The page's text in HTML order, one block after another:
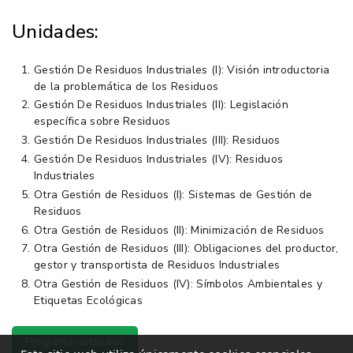
Unidades:
Gestión De Residuos Industriales (I): Visión introductoria
de la problemática de los Residuos
Gestión De Residuos Industriales (II): Legislación
específica sobre Residuos
Gestión De Residuos Industriales (III): Residuos
Gestión De Residuos Industriales (IV): Residuos
Industriales
Otra Gestión de Residuos (I): Sistemas de Gestión de
Residuos
Otra Gestión de Residuos (II): Minimización de Residuos
Otra Gestión de Residuos (III): Obligaciones del productor,
gestor y transportista de Residuos Industriales
Otra Gestión de Residuos (IV): Símbolos Ambientales y
Etiquetas Ecológicas